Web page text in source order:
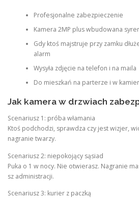
Profesjonalne zabezpieczenie
Kamera 2MP plus wbudowana
Gdy ktoś majstruje przy zamku
alarm
Wysyła zdjęcie na telefon i na maila
Do mieszkań na parterze i w
Jak kamera w drzwiach
Scenariusz 1: próba włamania
Ktoś podchodzi, sprawdza czy jest wizjer,
nagranie twarzy.
Scenariusz 2: niepokojący sąsiad
Puka o 1 w nocy. Nie otwierasz. Nagranie
sz administracji.
Scenariusz 3: kurier z paczką